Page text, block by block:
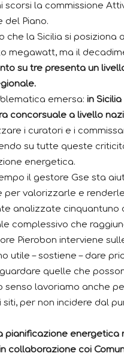
scorsi la commissione
del Piano.
che la Sicilia si
megawatt, ma il
su tre presenta un
emersa: in
concorsuale a livello
i curatori e i
su tutte queste
energetica.
il gestore Gse sta
per valorizzarle e
analizzate cinquantuno
complessivo che
Pierobon interviene
utile – sostiene – dare
quelle che
senso lavoriamo anche
per non incidere dal
pianificazione
collaborazione coi